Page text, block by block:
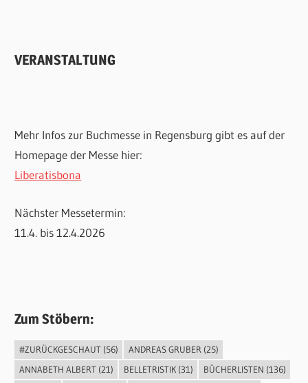
VERANSTALTUNG
Mehr Infos zur Buchmesse in Regensburg gibt es auf der
Homepage der Messe hier:
Liberatisbona
Nächster Messetermin:
11.4. bis 12.4.2026
Zum Stöbern:
#ZURÜCKGESCHAUT(56) ANDREAS GRUBER(25)
ANNABETH ALBERT(21) BELLETRISTIK(31) BÜCHERLISTEN (136)